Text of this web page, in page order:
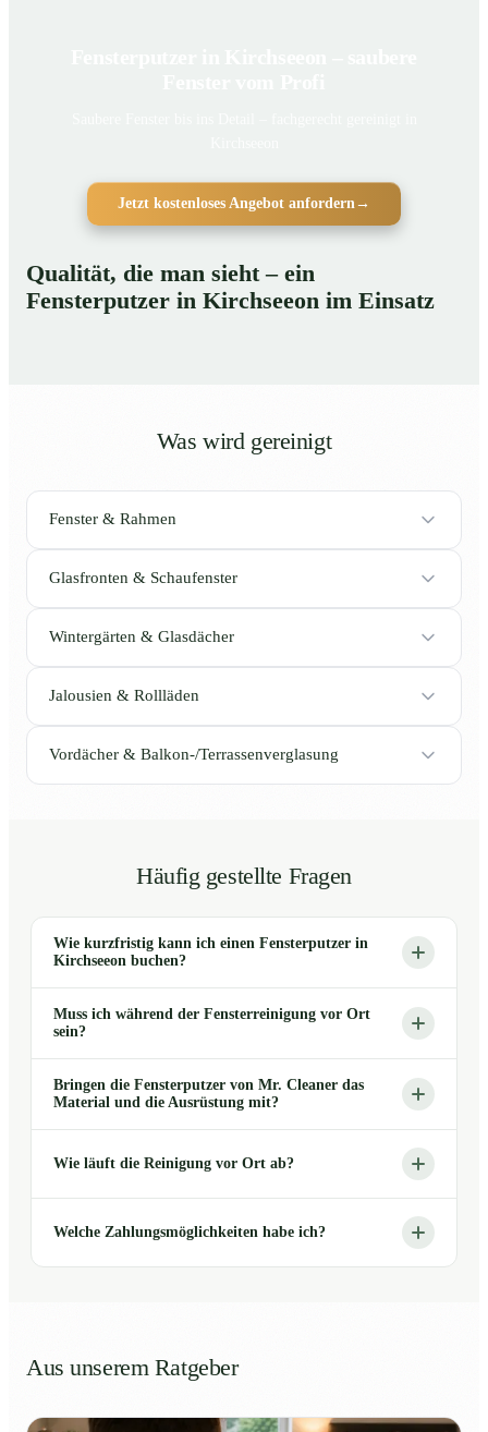
Jetzt kostenloses Angebot anfordern →
Qualität, die man sieht – ein
Fensterputzer in Kirchseeon im Einsatz
Was wird gereinigt
Fenster & Rahmen
Glasfronten & Schaufenster
Wintergärten & Glasdächer
Jalousien & Rollläden
Vordächer & Balkon-/Terrassenverglasung
Häufig gestellte Fragen
Wie kurzfristig kann ich einen Fensterputzer in
Kirchseeon buchen?
Muss ich während der Fensterreinigung vor Ort
sein?
Bringen die Fensterputzer von Mr. Cleaner das
Material und die Ausrüstung mit?
Wie läuft die Reinigung vor Ort ab?
Welche Zahlungsmöglichkeiten habe ich?
Aus unserem Ratgeber